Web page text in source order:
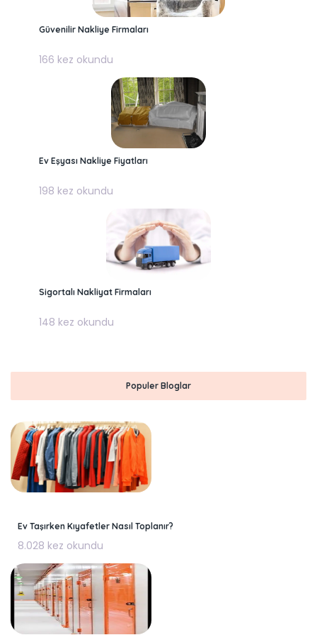
Güvenilir Nakliye Firmaları
166 kez okundu
Ev Eşyası Nakliye Fiyatları
198 kez okundu
Sigortalı Nakliyat Firmaları
148 kez okundu
Populer Bloglar
Ev Taşırken Kıyafetler Nasıl Toplanır?
8.028 kez okundu